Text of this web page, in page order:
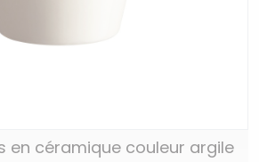
en céramique couleur argile